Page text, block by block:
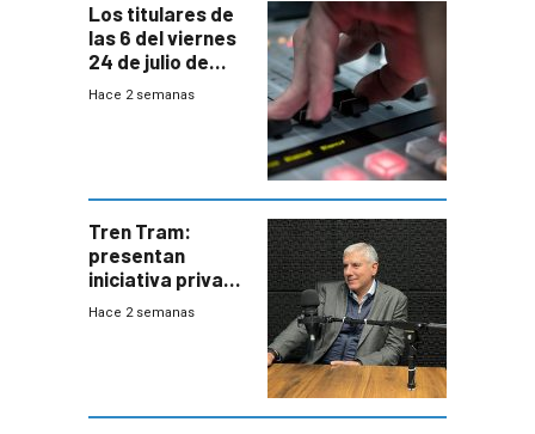
Los titulares de
las 6 del viernes
24 de julio de
2026
Hace 2 semanas
Tren Tram:
presentan
iniciativa privada
para una red de
Hace 2 semanas